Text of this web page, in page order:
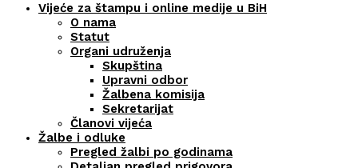
Vijeće za štampu i online medije u BiH
O nama
Statut
Organi udruženja
Skupština
Upravni odbor
Žalbena komisija
Sekretarijat
Članovi vijeća
Žalbe i odluke
Pregled žalbi po godinama